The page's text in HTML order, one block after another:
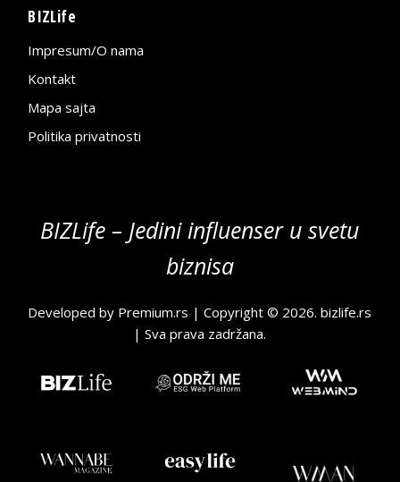
BIZLife
Impresum/O nama
Kontakt
Mapa sajta
Politika privatnosti
BIZLife – Jedini influenser u svetu
biznisa
Developed by Premium.rs | Copyright © 2026.bizlife.rs
| Sva prava zadržana.